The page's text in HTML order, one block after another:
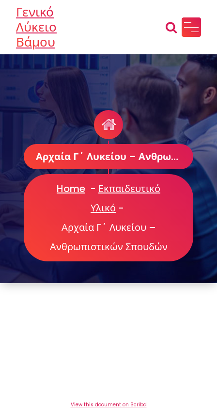
content
Γενικό
Λύκειο
Βάμου
Αρχαία Γ΄ Λυκείου – Ανθρωπιστικών Σπουδών
Home - Εκπαιδευτικό
Υλικό -
Αρχαία Γ΄ Λυκείου –
Ανθρωπιστικών Σπουδών
View this document on Scribd